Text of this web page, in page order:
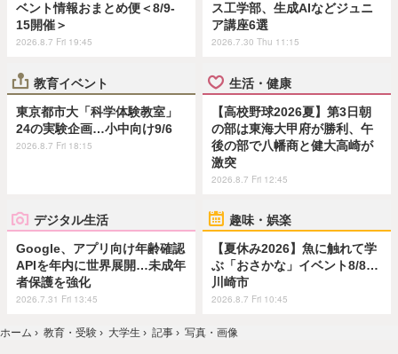
ベント情報おまとめ便＜8/9-
15開催＞
2026.8.7 Fri 19:45
ス工学部、生成AIなどジュニ
ア講座6選
2026.7.30 Thu 11:15
教育イベント
東京都市大「科学体験教室」
24の実験企画…小中向け9/6
2026.8.7 Fri 18:15
生活・健康
【高校野球2026夏】第3日朝
の部は東海大甲府が勝利、午
後の部で八幡商と健大高崎が
激突
2026.8.7 Fri 12:45
デジタル生活
Google、アプリ向け年齢確認
APIを年内に世界展開…未成年
者保護を強化
2026.7.31 Fri 13:45
趣味・娯楽
【夏休み2026】魚に触れて学
ぶ「おさかな」イベント8/8…
川崎市
2026.8.7 Fri 10:45
ホーム › 教育・受験 › 大学生 › 記事 › 写真・画像